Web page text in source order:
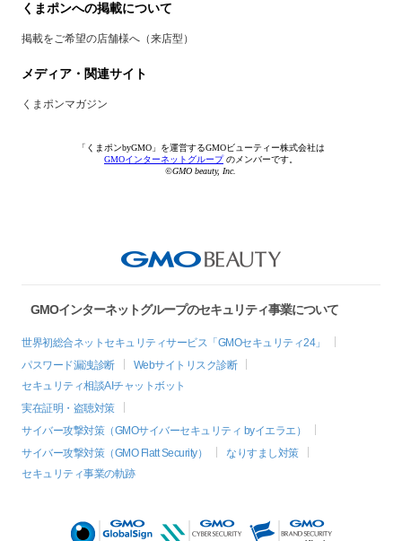
くまポンへの掲載について
掲載をご希望の店舗様へ（来店型）
メディア・関連サイト
くまポンマガジン
「くまポンbyGMO」を運営するGMOビューティー株式会社は
GMOインターネットグループのメンバーです。
©GMO beauty, Inc.
GMOインターネットグループのセキュリティ事業について
世界初総合ネットセキュリティサービス「GMOセキュリティ24」
パスワード漏洩診断
Webサイトリスク診断
セキュリティ相談AIチャットボット
実在証明・盗聴対策
サイバー攻撃対策（GMOサイバーセキュリティ byイエラエ）
サイバー攻撃対策（GMO Flatt Security）
なりすまし対策
セキュリティ事業の軌跡